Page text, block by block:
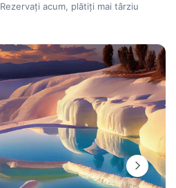
Rezervați acum, plătiți mai târziu